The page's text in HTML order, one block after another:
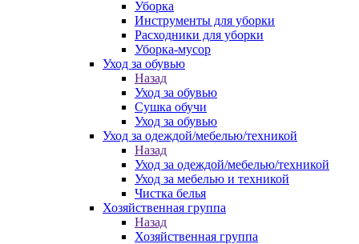
Уборка
Инструменты для уборки
Расходники для уборки
Уборка-мусор
Уход за обувью
Назад
Уход за обувью
Сушка обучи
Уход за обувью
Уход за одеждой/мебелью/техникой
Назад
Уход за одеждой/мебелью/техникой
Уход за мебелью и техникой
Чистка белья
Хозяйственная группа
Назад
Хозяйственная группа